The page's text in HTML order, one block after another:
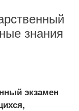
знания
экзамен